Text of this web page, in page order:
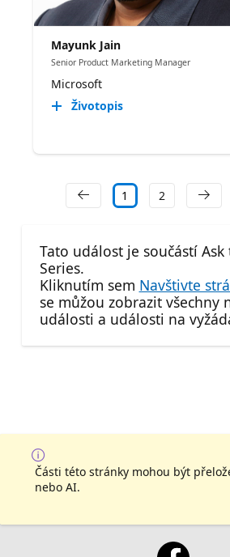
Mayunk Jain
Senior Product Marketing Manager
Microsoft
Životopis
1 2
Tato událost je součástí Ask
Series.
Kliknutím sem Navštivte
se můžou zobrazit všechny
události a události na
Části této stránky mohou být
nebo AI.